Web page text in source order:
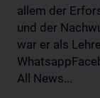
allem der
und der
war er als
All News...